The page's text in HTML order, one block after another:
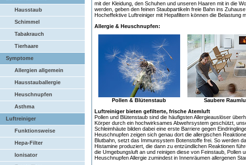
mit der Kleidung, den Schuhen und unseren Haaren mit in die
werden, geben den feinen Staubpartikeln freie Bahn ins
Hocheffektive Luftreiniger mit Hepafiltern können die Belastung
Allergie & Heuschnupfen:
Pollen & Blütenstaub Saubere
Luftreiniger bieten gefilterte, frische Atemluft
Pollen und Blütenstaub sind die häufigsten Allergieauslöser
Körper durch ein hochwirksames Abwehrsystem geschützt,
Schleimhäute bilden dabei eine erste Barriere gegen
Heuschnupfen zeigen sich genau dort die allergischen
Blutbahn, setzt das Immunsystem Botenstoffe frei. So werden
Histamine produziert, die dann zu entzündlichen Reaktionen
die Umgebungsluft an und reinigen diese von Feinstaub, Pollen
Heuschnupfen Allergie zumindest in Innenräumen allergenen
Hausstaub
Schimmel
Tabakrauch
Tierhaare
Symptome
Allergien allgemein
Hausstauballergie
Heuschnupfen
Asthma
Luftreiniger
Funktionsweise
Hepa-Filter
Ionisator